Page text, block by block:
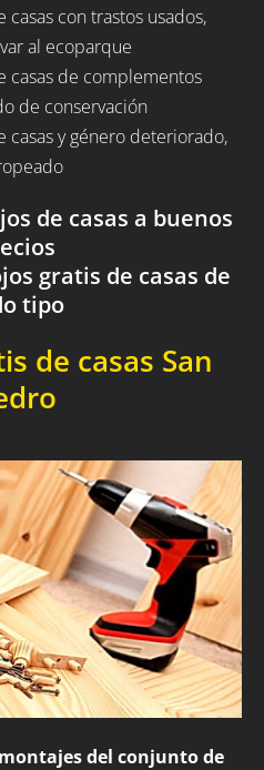
casas con trastos usados,
al ecoparque
casas de complementos
de conservación
casas y género deteriorado,
de casas a buenos
gratis de casas de
tipo
de casas San
del conjunto de